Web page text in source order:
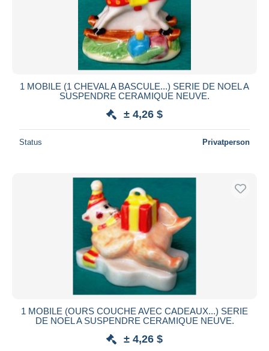
1 MOBILE (1 CHEVAL A BASCULE...) SERIE DE NOEL A
SUSPENDRE CERAMIQUE NEUVE.
± 4,26 $
Status Privatperson
1 MOBILE (OURS COUCHE AVEC CADEAUX...) SERIE
DE NOEL A SUSPENDRE CERAMIQUE NEUVE.
± 4,26 $